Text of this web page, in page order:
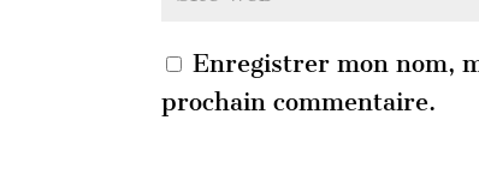
Enregistrer mon nom,
prochain commentaire.